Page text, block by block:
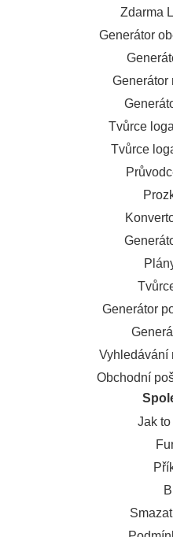
Zdarma
Generátor
Generátor
Tvůrce
Tvůrce
Generátor
Vyhledávání
Obchodní
Jak